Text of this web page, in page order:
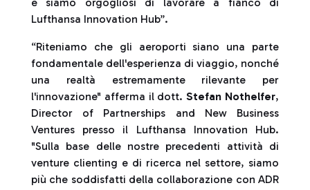
Lufthansa Innovation Hub”.
“Riteniamo che gli aeroporti siano una parte
fondamentale dell'esperienza di viaggio, nonché
una realtà estremamente rilevante per
l'innovazione" afferma il dott.Stefan Nothelfer,
Director of Partnerships and New Business
Ventures presso il Lufthansa Innovation Hub.
"Sulla base delle nostre precedenti attività di
venture clienting e di ricerca nel settore, siamo
più che soddisfatti della collaborazione con ADR